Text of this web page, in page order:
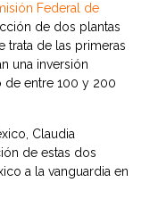
Federal de
de dos plantas
trata de las primeras
una inversión
de entre 100 y 200
Claudia
de estas dos
a la vanguardia en